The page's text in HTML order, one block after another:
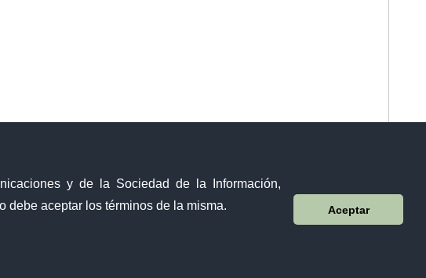
y de la Sociedad de la Información,
debe aceptar los términos de la misma.
Aceptar
Contacto ciudadano